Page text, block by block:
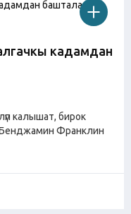
кадамдан
калышат, бирок
Франклин